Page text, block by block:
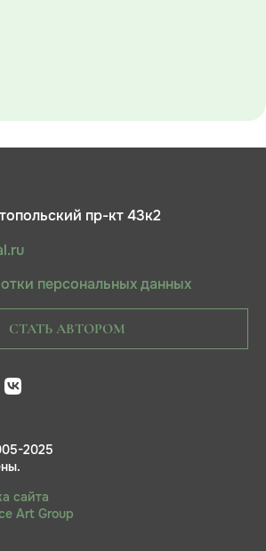
пр-кт 43к2
персональных данных
СТАТЬ АВТОРОМ
2025
сайта
Art Group